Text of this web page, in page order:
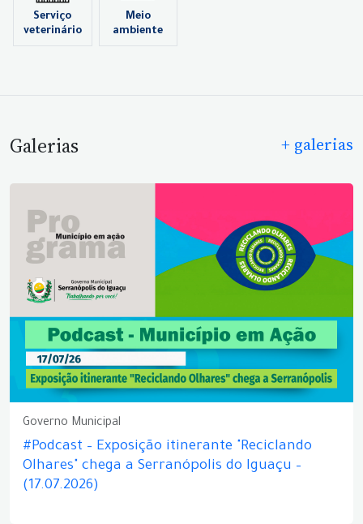
Serviço
veterinário
Meio
ambiente
Galerias + galerias
Governo Municipal
#Podcast – Exposição itinerante "Reciclando
Olhares" chega a Serranópolis do Iguaçu –
(17.07.2026)